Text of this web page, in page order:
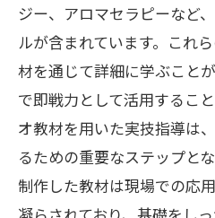
時間を無駄にしな
実生活に直結する
セラピスト通信講座で
学ぼう
新技術を取り入れ
法
オンラインレッス
ジー、アロマセラピーなど
ルが含まれています。これ
材を通じて詳細に学ぶこと
で即戦力として活用するこ
オ教材を用いた実技指導は
るための重要なステップと
制作した教材は現場での応